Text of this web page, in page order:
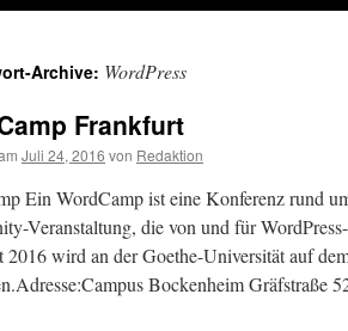
Archive: WordPress
Frankfurt
Juli 24, 2016 von Redaktion
Ein WordCamp ist eine Konferenz rund
Veranstaltung, die von und für
2016 wird an der Goethe-Universität auf
Bockenheim Gräfstraße